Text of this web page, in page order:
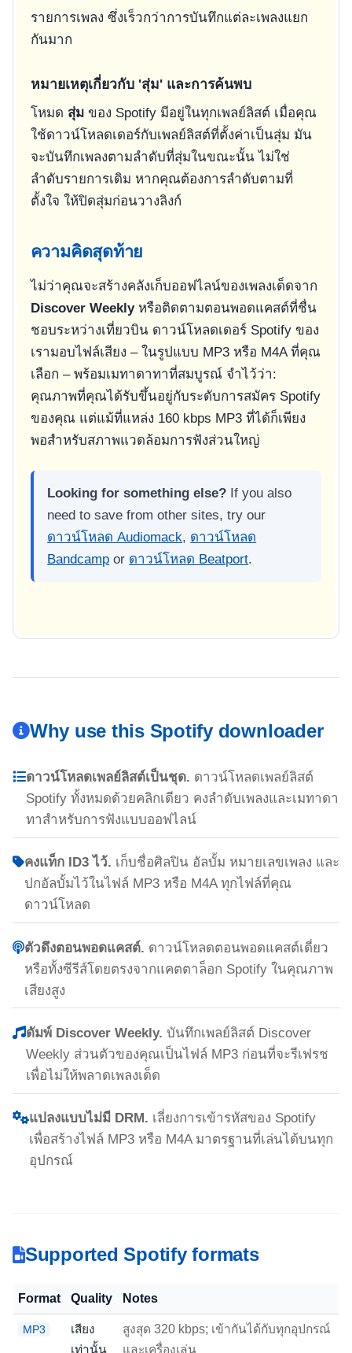
รายการเพลง ซึ่งเร็วกว่าการบันทึกแต่ละเพลงแยก
กันมาก
หมายเหตุเกี่ยวกับ 'สุ่ม' และการค้นพบ
โหมด สุ่มของ Spotify มีอยู่ในทุกเพลย์ลิสต์ เมื่อคุณ
ใช้ดาวน์โหลดเดอร์กับเพลย์ลิสต์ที่ตั้งค่าเป็นสุ่ม มัน
จะบันทึกเพลงตามลำดับที่สุ่มในขณะนั้น ไม่ใช่
ลำดับรายการเดิม หากคุณต้องการลำดับตามที่
ตั้งใจ ให้ปิดสุ่มก่อนวางลิงก์
ความคิดสุดท้าย
ไม่ว่าคุณจะสร้างคลังเก็บออฟไลน์ของเพลงเด็ดจาก
Discover Weeklyหรือติดตามตอนพอดแคสต์ที่ชื่น
ชอบระหว่างเที่ยวบิน ดาวน์โหลดเดอร์ Spotify ของ
เรามอบไฟล์เสียง – ในรูปแบบ MP3 หรือ M4A ที่คุณ
เลือก – พร้อมเมทาดาทาที่สมบูรณ์ จำไว้ว่า:
คุณภาพที่คุณได้รับขึ้นอยู่กับระดับการสมัคร Spotify
ของคุณ แต่แม้ที่แหล่ง 160 kbps MP3 ที่ได้ก็เพียง
พอสำหรับสภาพแวดล้อมการฟังส่วนใหญ่
Looking for something else? If you also
need to save from other sites, try our
ดาวน์โหลด Audiomack, ดาวน์โหลด
Bandcamp or ดาวน์โหลด Beatport.
Why use this Spotify downloader
ดาวน์โหลดเพลย์ลิสต์เป็นชุด. ดาวน์โหลดเพลย์ลิสต์
Spotify ทั้งหมดด้วยคลิกเดียว คงลำดับเพลงและเมทาดา
ทาสำหรับการฟังแบบออฟไลน์
คงแท็ก ID3 ไว้. เก็บชื่อศิลปิน อัลบั้ม หมายเลขเพลง และ
ปกอัลบั้มไว้ในไฟล์ MP3 หรือ M4A ทุกไฟล์ที่คุณ
ดาวน์โหลด
ตัวดึงตอนพอดแคสต์. ดาวน์โหลดตอนพอดแคสต์เดี่ยว
หรือทั้งซีรีส์โดยตรงจากแคตตาล็อก Spotify ในคุณภาพ
เสียงสูง
ดัมพ์ Discover Weekly. บันทึกเพลย์ลิสต์ Discover
Weekly ส่วนตัวของคุณเป็นไฟล์ MP3 ก่อนที่จะรีเฟรช
เพื่อไม่ให้พลาดเพลงเด็ด
แปลงแบบไม่มี DRM. เลี่ยงการเข้ารหัสของ Spotify
เพื่อสร้างไฟล์ MP3 หรือ M4A มาตรฐานที่เล่นได้บนทุก
อุปกรณ์
Supported Spotify formats
Format Quality Notes
MP3
เสียง
เท่านั้น
สูงสุด 320 kbps; เข้ากันได้กับทุกอุปกรณ์
และเครื่องเล่น